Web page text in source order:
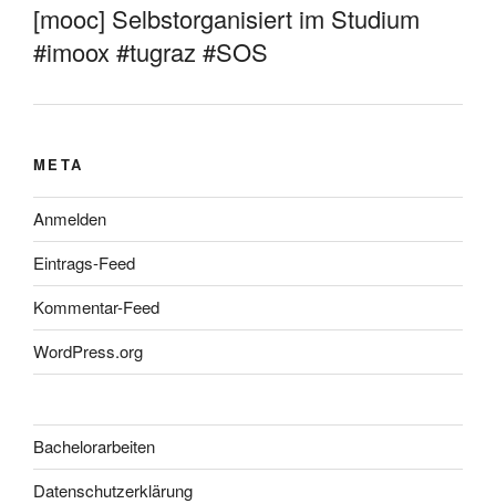
[mooc] Selbstorganisiert im Studium
#imoox #tugraz #SOS
META
Anmelden
Eintrags-Feed
Kommentar-Feed
WordPress.org
Bachelorarbeiten
Datenschutzerklärung